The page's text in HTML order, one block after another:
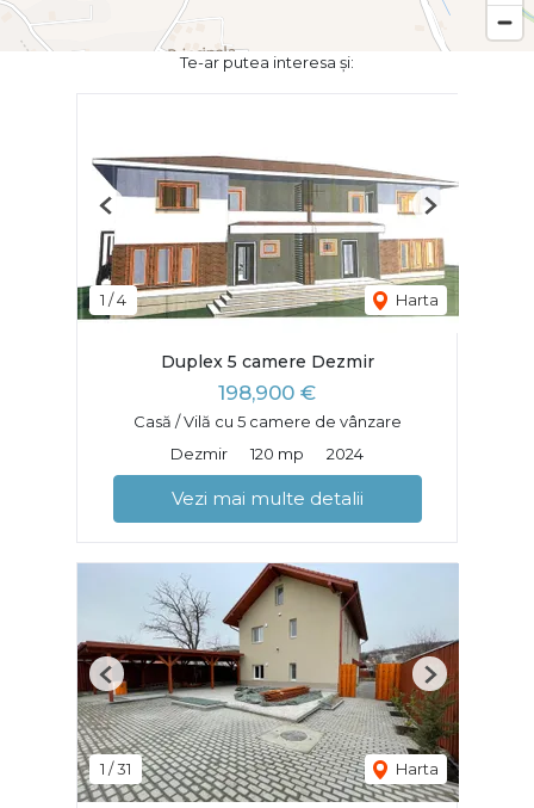
Te-ar putea interesa și:
1 /4 Harta
Previous Next
Duplex 5 camere Dezmir
198,900 €
Casă / Vilă cu 5 camere de vânzare
Dezmir
120 mp 2024
Vezi mai multe detalii
1 /31 Harta
Previous Next